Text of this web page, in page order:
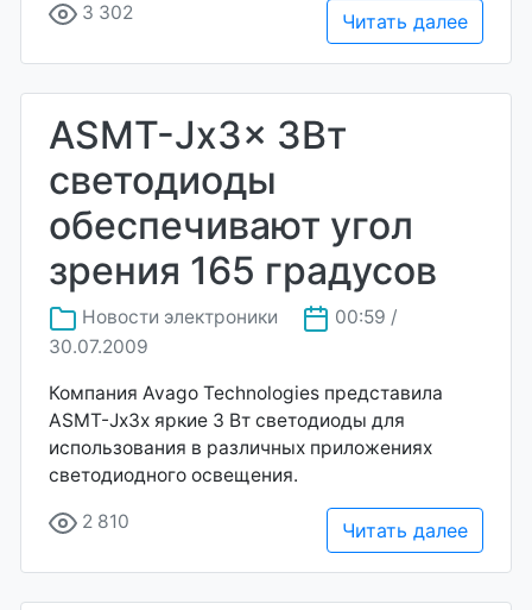
3 302 Читать далее
ASMT-Jx3x 3Вт
светодиоды
обеспечивают угол
зрения 165 градусов
Новости электроники
00:59 /
30.07.2009
Компания Avago Technologies представила
ASMT-Jx3x яркие 3 Вт светодиоды для
использования в различных приложениях
светодиодного освещения.
2 810 Читать далее